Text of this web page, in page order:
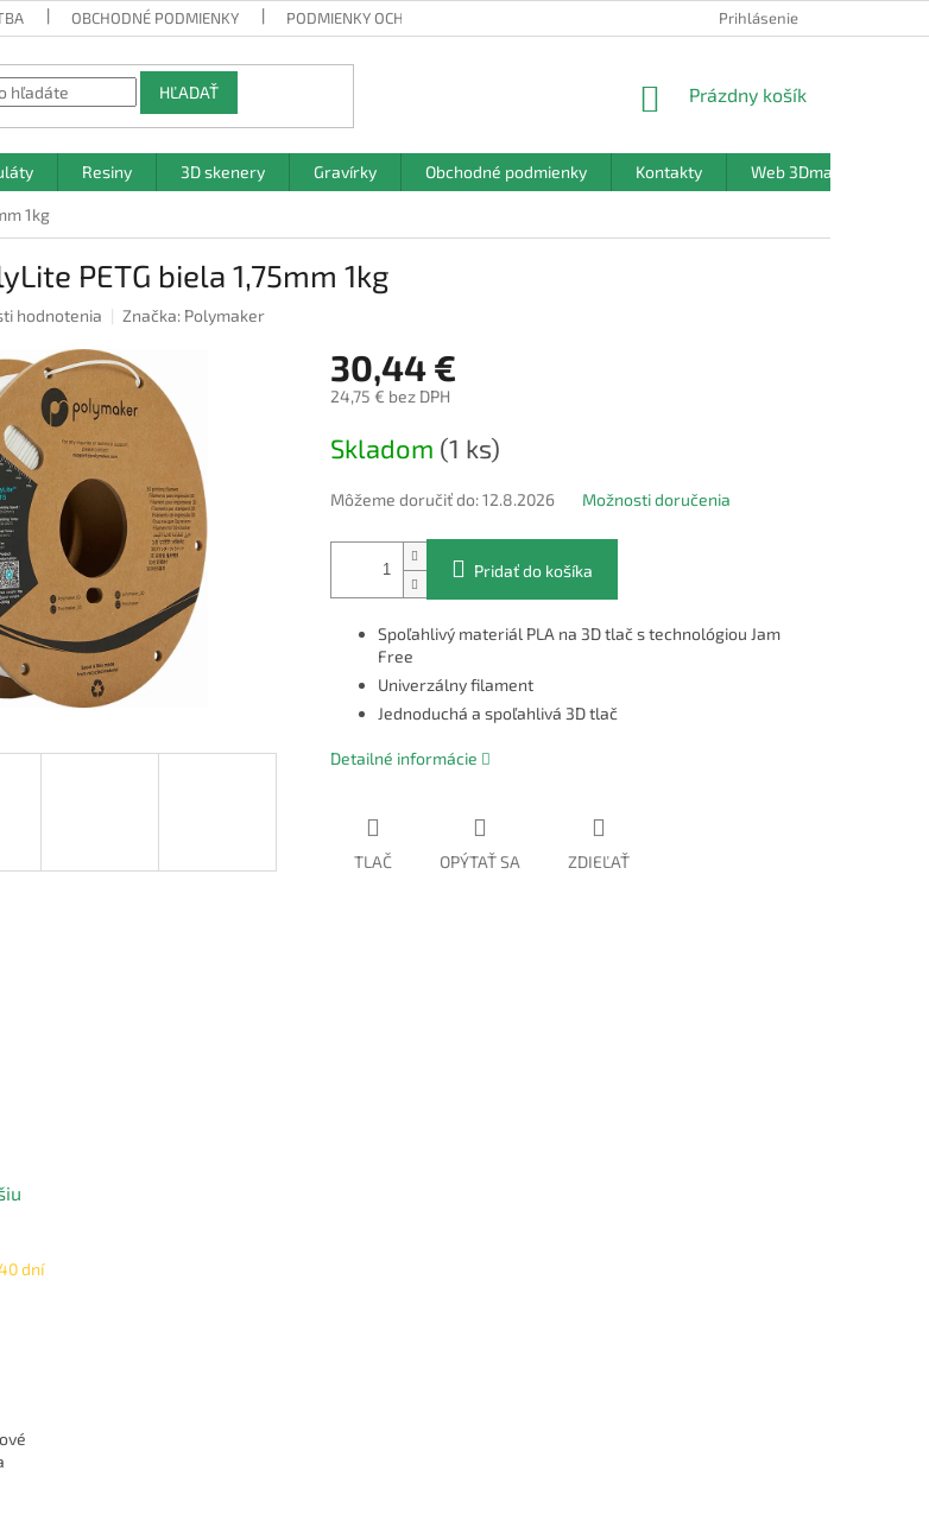
OBCHODNÉ PODMIENKY PODMIENKY OCHRANY OSOBNÝCH ÚDAJOV Prihlásenie
HĽADAŤ
NÁKUPNÝ
Prázdny košík
Resiny 3D skenery Gravírky Obchodné podmienky Kontakty Web 3Dmanufaktura.sk
1kg
PETG biela 1,75mm 1kg
hodnotenia Značka: Polymaker
30,44 €
24,75 € bez DPH
cena:
Skladom (1 ks)
Môžeme doručiť do: 12.8.2026 Možnosti doručenia
Pridať do košíka
Spoľahlivý materiál PLA na 3D tlač s technológiou Jam
Free
Univerzálny filament
Jednoduchá a spoľahlivá 3D tlač
Detailné informácie
TLAČ OPÝTAŤ SA ZDIEĽAŤ
dní